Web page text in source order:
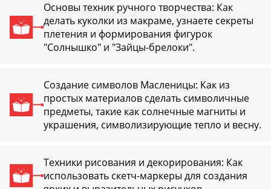
Основы техник ручного творчества: Как
делать куколки из макраме, узнаете секреты
плетения и формирования фигурок
"Солнышко" и "Зайцы-брелоки".
Создание символов Масленицы: Как из
простых материалов сделать символичные
предметы, такие как солнечные магниты и
украшения, символизирующие тепло и весну.
Техники рисования и декорирования: Как
использовать скетч-маркеры для создания